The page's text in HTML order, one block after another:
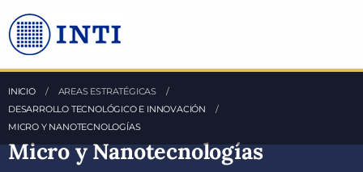
Saltea al Contenido principal
INICIO
AREAS ESTRATÉGICAS
DESARROLLO TECNOLÓGICO E INNOVACIÓN
MICRO Y NANOTECNOLOGÍAS
Micro y Nanotecnologías